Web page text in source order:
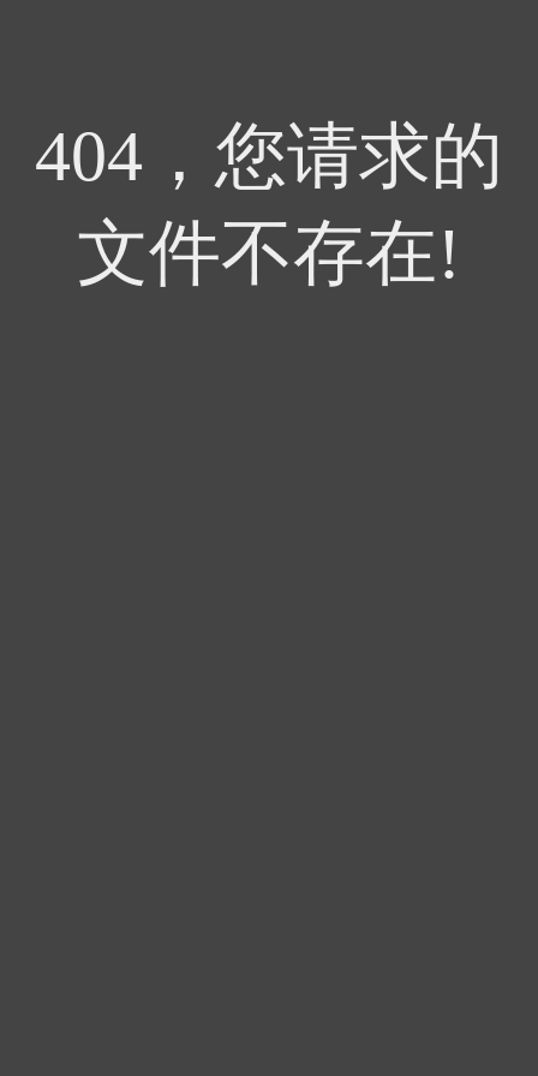
404，您请求的
文件不存在!